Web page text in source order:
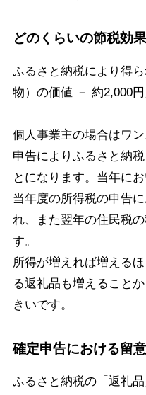
どのくらいの節税効
ふるさと納税により得
物）の価値 － 約2,000円
個人事業主の場合はワ
申告によりふるさと納
とになります。当年に
当年度の所得税の申告
れ、また翌年の住民税
す。
所得が増えれば増える
る返礼品も増えること
きいです。
確定申告における留
ふるさと納税の「返礼